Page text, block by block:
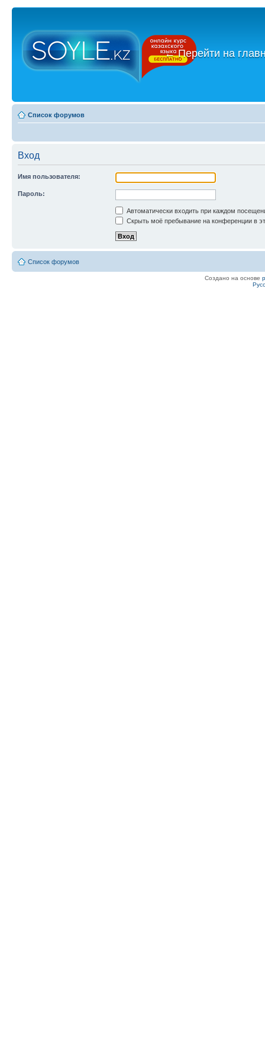
←Перейти на
Список форумов
Вход
Имя пользователя:
Пароль:
Автоматически входить при каждом
Скрыть моё пребывание на конференции в
Список форумов
Создано на основе